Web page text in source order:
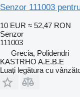
Senzor 111003
10 EUR ≈ 52,47 RON
Senzor
111003
Grecia, Polidendri
KASTRHO A.E.B.E
Luați legătura cu